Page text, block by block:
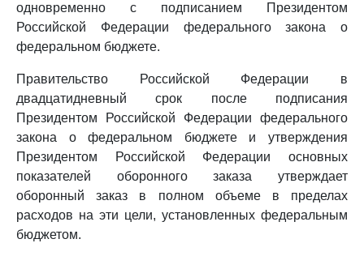
одновременно с подписанием Президентом
Российской Федерации федерального закона о
федеральном бюджете.
Правительство Российской Федерации в
двадцатидневный срок после подписания
Президентом Российской Федерации федерального
закона о федеральном бюджете и утверждения
Президентом Российской Федерации основных
показателей оборонного заказа утверждает
оборонный заказ в полном объеме в пределах
расходов на эти цели, установленных федеральным
бюджетом.